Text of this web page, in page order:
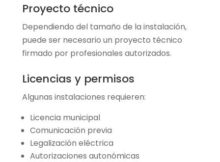
Proyecto técnico
Dependiendo del tamaño de la instalación,
puede ser necesario un proyecto técnico
firmado por profesionales autorizados.
Licencias y permisos
Algunas instalaciones requieren:
Licencia municipal
Comunicación previa
Legalización eléctrica
Autorizaciones autonómicas